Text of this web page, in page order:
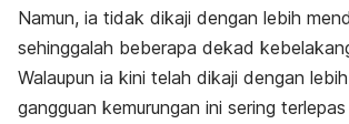
Namun, ia tidak dikaji dengan lebih
sehinggalah beberapa dekad
Walaupun ia kini telah dikaji dengan
gangguan kemurungan ini sering